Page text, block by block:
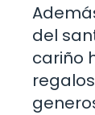
del
cariño